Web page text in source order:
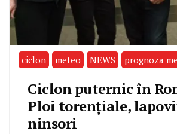
ciclon meteo NEWS prognoza
Ciclon puternic în
Ploi torențiale,
ninsori